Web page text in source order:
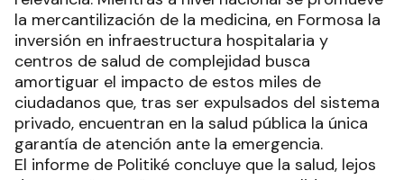
la mercantilización de la medicina, en Formosa la
inversión en infraestructura hospitalaria y
centros de salud de complejidad busca
amortiguar el impacto de estos miles de
ciudadanos que, tras ser expulsados del sistema
privado, encuentran en la salud pública la única
garantía de atención ante la emergencia.
El informe de Politiké concluye que la salud, lejos